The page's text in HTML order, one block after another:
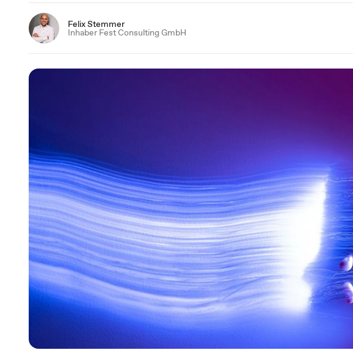
Felix Stemmer
Inhaber Fest Consulting GmbH